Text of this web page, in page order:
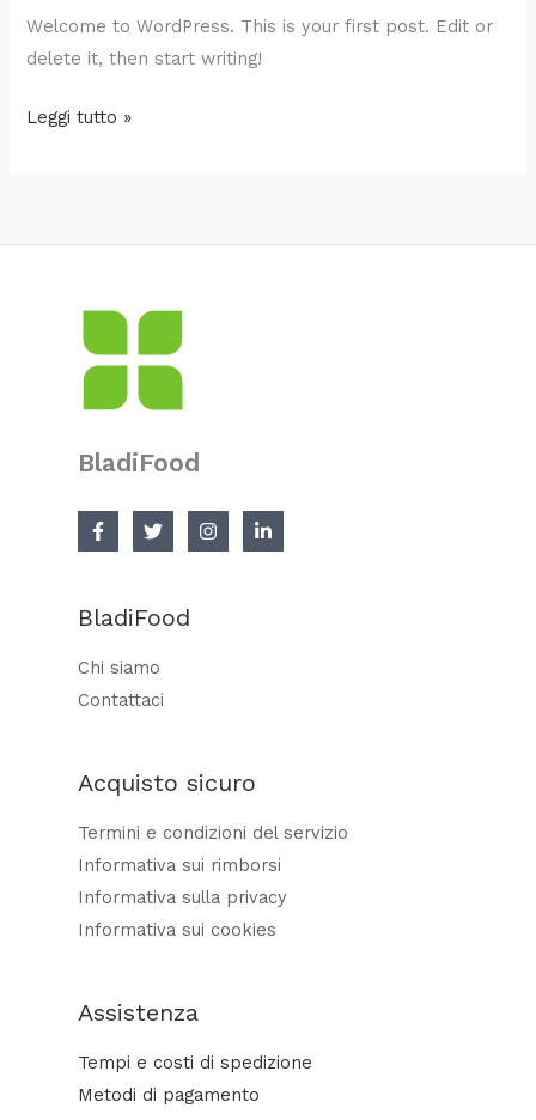
Welcome to WordPress. This is your first post. Edit or
delete it, then start writing!
Leggi tutto »
BladiFood
BladiFood
Chi siamo
Contattaci
Acquisto sicuro
Termini e condizioni del servizio
Informativa sui rimborsi
Informativa sulla privacy
Informativa sui cookies
Assistenza
Tempi e costi di spedizione
Metodi di pagamento